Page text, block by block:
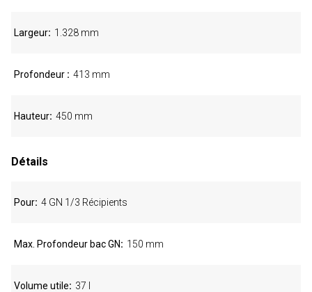
Largeur 1.328 mm
Profondeur 413 mm
Hauteur 450 mm
Détails
Pour 4 GN 1/3 Récipients
Max. Profondeur bac GN 150 mm
Volume utile 37 l